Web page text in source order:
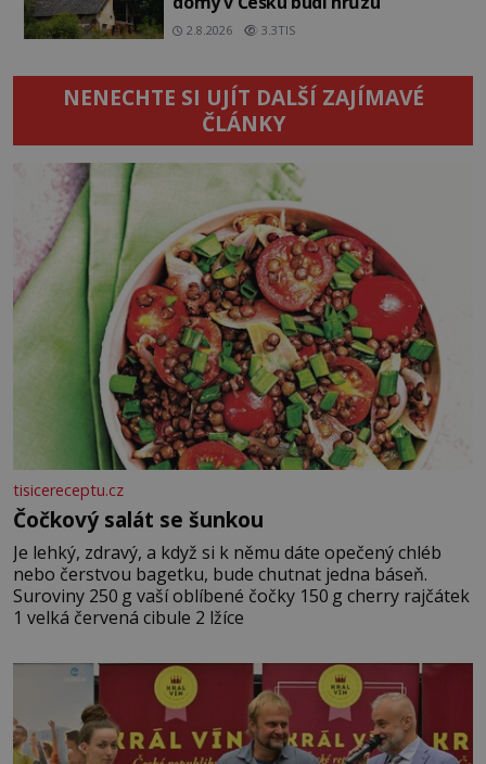
2.8.2026 3.3TIS
NENECHTE SI UJÍT DALŠÍ ZAJÍMAVÉ
ČLÁNKY
tisicereceptu.cz
Čočkový salát se šunkou
Je lehký, zdravý, a když si k němu dáte opečený chléb
nebo čerstvou bagetku, bude chutnat jedna báseň.
Suroviny 250 g vaší oblíbené čočky 150 g cherry rajčátek
1 velká červená cibule 2 lžíce